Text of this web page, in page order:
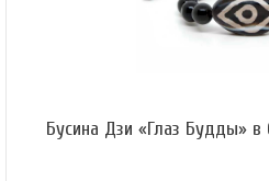
Бусина Дзи «Глаз Будды» в